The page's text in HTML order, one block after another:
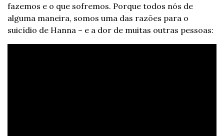
fazemos e o que sofremos. Porque todos nós de
alguma maneira, somos uma das razões para o
suicídio de Hanna – e a dor de muitas outras pessoas: